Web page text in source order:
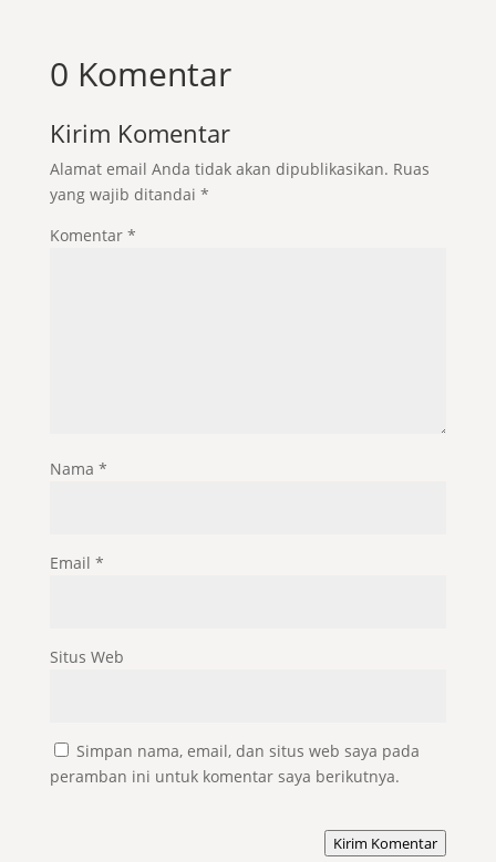
0 Komentar
Kirim Komentar
Alamat email Anda tidak akan dipublikasikan. Ruas
yang wajib ditandai *
Komentar *
Nama *
Email *
Situs Web
Simpan nama, email, dan situs web saya pada
peramban ini untuk komentar saya berikutnya.
Kirim Komentar